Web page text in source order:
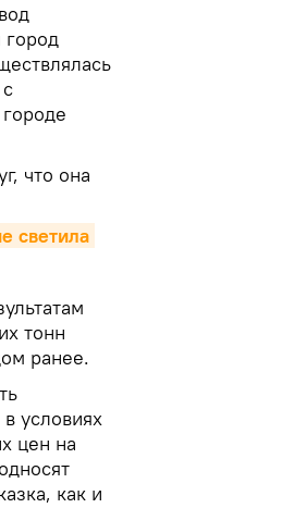
что она
светила
тонн
ранее.
условиях
цен на
как и